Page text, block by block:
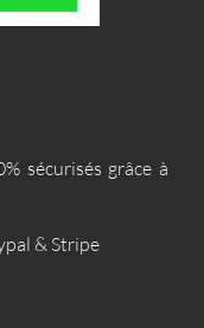
sécurisés grâce à